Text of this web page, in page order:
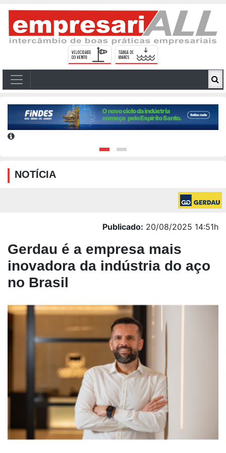
NOTÍCIA
Publicado: 20/08/2025 14:51h
Gerdau é a empresa mais
inovadora da indústria do aço
no Brasil